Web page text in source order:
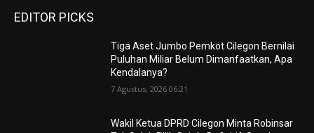
EDITOR PICKS
Tiga Aset Jumbo Pemkot Cilegon Bernilai
Puluhan Miliar Belum Dimanfaatkan, Apa
Kendalanya?
7 Agustus, 2026 06:21
Wakil Ketua DPRD Cilegon Minta Robinsar